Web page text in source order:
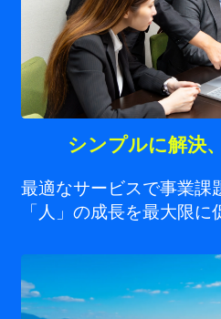
シンプルに解決
最適なサービスで事業課
「人」の成長を最大限に